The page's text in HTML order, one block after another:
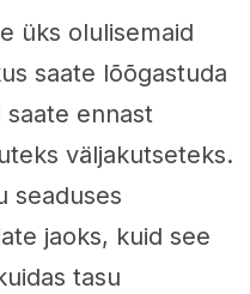
üks olulisemaid
saate lõõgastuda
saate ennast
väljakutseteks.
seaduses
jaoks, kuid see
tasu